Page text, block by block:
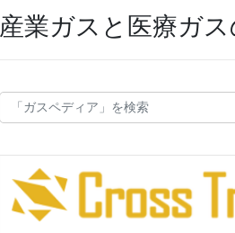
産業ガスと医療ガ